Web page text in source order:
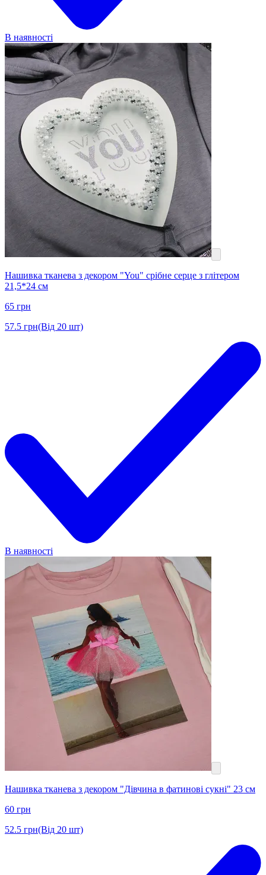
В наявності
Нашивка тканева з декором "You" срібне серце з глітером
21,5*24 см
65 грн
57.5 грн(Від 20 шт)
В наявності
Нашивка тканева з декором "Дівчина в фатинові сукні" 23 см
60 грн
52.5 грн(Від 20 шт)